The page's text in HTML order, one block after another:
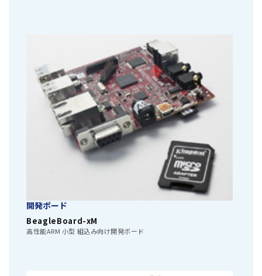
開発ボード
BeagleBoard-xM
高性能ARM 小型 組込み向け開発ボード